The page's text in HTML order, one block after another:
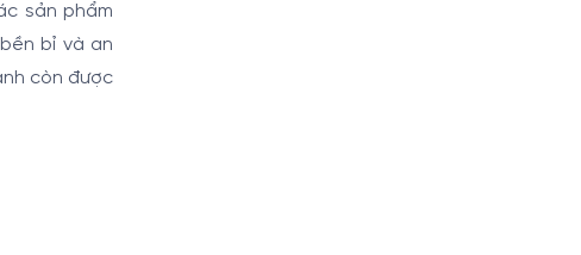
sản phẩm
bỉ và an
còn được